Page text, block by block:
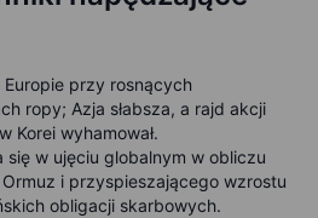
Europie przy rosnących
ropy; Azja słabsza, a rajd akcji
Korei wyhamował.
się w ujęciu globalnym w obliczu
Ormuz i przyspieszającego wzrostu
obligacji skarbowych.